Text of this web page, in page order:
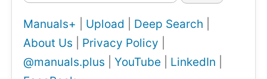
Manuals+ Upload Deep Search
About Us
Privacy Policy
@manuals.plus
YouTube LinkedIn